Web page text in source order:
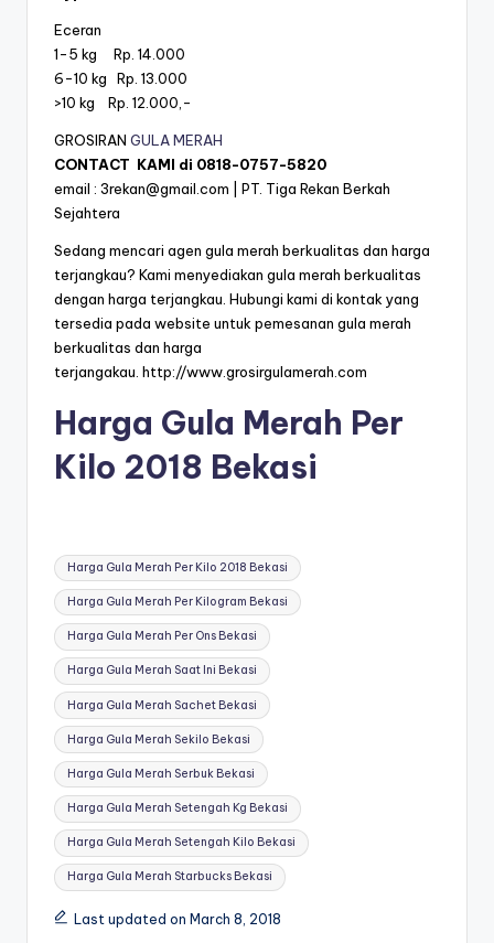
Eceran
1-5 kg Rp. 14.000
6-10 kg Rp. 13.000
>10 kg Rp. 12.000,-
GROSIRAN GULA MERAH
CONTACT KAMI di 0818-0757-5820
email : 3rekan@gmail.com | PT. Tiga Rekan Berkah
Sejahtera
Sedang mencari agen gula merah berkualitas dan harga
terjangkau? Kami menyediakan gula merah berkualitas
dengan harga terjangkau. Hubungi kami di kontak yang
tersedia pada website untuk pemesanan gula merah
berkualitas dan harga
terjangakau. http://www.grosirgulamerah.com
Harga Gula Merah Per
Kilo 2018 Bekasi
Tags:
Harga Gula Merah Per Kilo 2018 Bekasi
Harga Gula Merah Per Kilogram Bekasi
Harga Gula Merah Per Ons Bekasi
Harga Gula Merah Saat Ini Bekasi
Harga Gula Merah Sachet Bekasi
Harga Gula Merah Sekilo Bekasi
Harga Gula Merah Serbuk Bekasi
Harga Gula Merah Setengah Kg Bekasi
Harga Gula Merah Setengah Kilo Bekasi
Harga Gula Merah Starbucks Bekasi
Last updated on March 8, 2018